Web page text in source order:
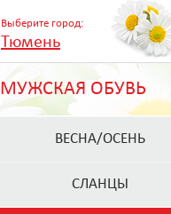
Выберите город:
Тюмень
МУЖСКАЯ ОБУВЬ
ВЕСНА/ОСЕНЬ
СЛАНЦЫ